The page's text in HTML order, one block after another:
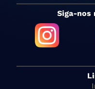
Siga-nos